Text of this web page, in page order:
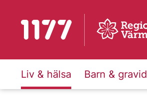
Till startsidan för 1177
Liv & hälsa Barn & gravid